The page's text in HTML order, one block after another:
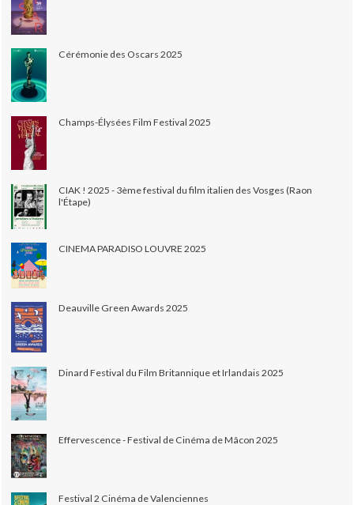
Cérémonie des Oscars 2025
Champs-Élysées Film Festival 2025
CIAK ! 2025 - 3ème festival du film italien des Vosges (Raon
l'Étape)
CINEMA PARADISO LOUVRE 2025
Deauville Green Awards 2025
Dinard Festival du Film Britannique et Irlandais 2025
Effervescence - Festival de Cinéma de Mâcon 2025
Festival 2 Cinéma de Valenciennes